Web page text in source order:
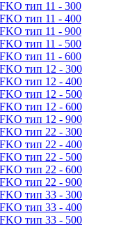
тип 11 - 300
тип 11 - 400
тип 11 - 900
тип 11 - 500
тип 11 - 600
тип 12 - 300
тип 12 - 400
тип 12 - 500
тип 12 - 600
тип 12 - 900
тип 22 - 300
тип 22 - 400
тип 22 - 500
тип 22 - 600
тип 22 - 900
тип 33 - 300
тип 33 - 400
тип 33 - 500